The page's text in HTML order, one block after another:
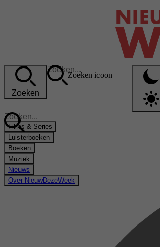
Zoeken
Zoeken icoon
Films & Series
Luisterboeken
Boeken
Muziek
Nieuws
Over NieuwDezeWeek